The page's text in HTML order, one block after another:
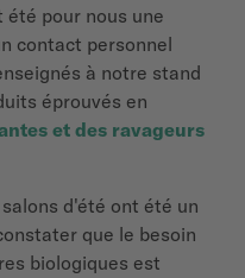
pour nous une
contact personnel
à notre stand
éprouvés en
et des ravageurs
d'été ont été un
que le besoin
biologiques est